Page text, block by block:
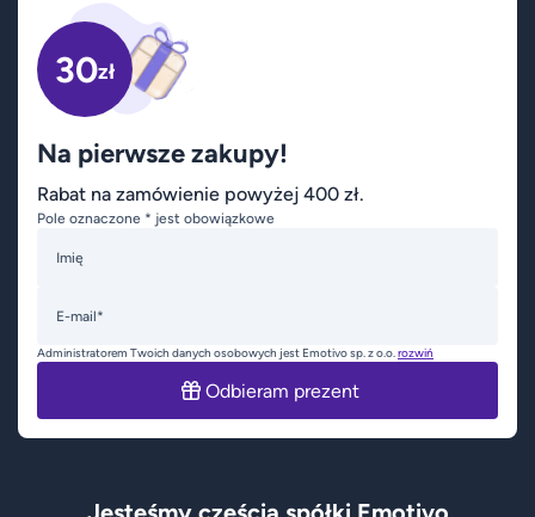
30zł
Na pierwsze zakupy!
Rabat na zamówienie powyżej 400 zł.
Pole oznaczone * jest obowiązkowe
Imię
E-mail*
Administratorem Twoich danych osobowych jest Emotivo sp. z o.o.rozwiń
Odbieram prezent